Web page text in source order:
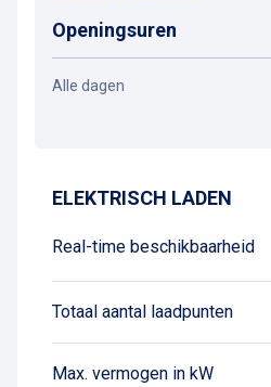
Openingsuren
Alle dagen
ELEKTRISCH LADEN
Real-time beschikbaarheid
Totaal aantal laadpunten
Max. vermogen in kW